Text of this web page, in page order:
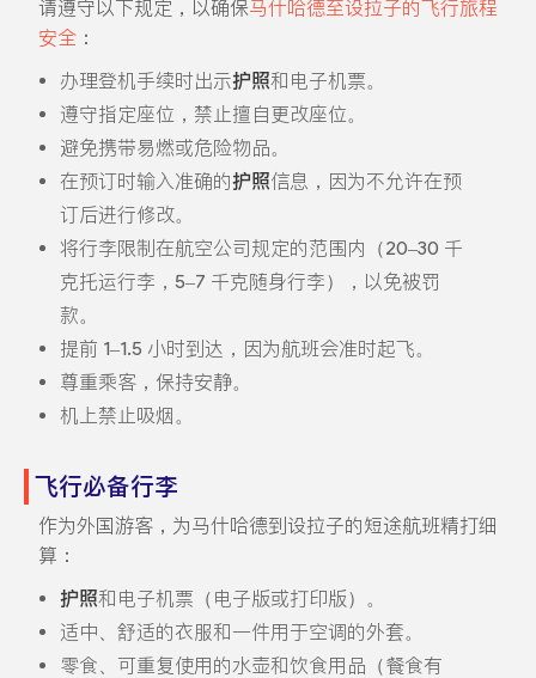
请遵守以下规定，以确保马什哈德至设拉子的飞行旅程
安全：
办理登机手续时出示护照和电子机票。
遵守指定座位，禁止擅自更改座位。
避免携带易燃或危险物品。
在预订时输入准确的护照信息，因为不允许在预
订后进行修改。
将行李限制在航空公司规定的范围内（20–30 千
克托运行李，5–7 千克随身行李），以免被罚
款。
提前 1–1.5 小时到达，因为航班会准时起飞。
尊重乘客，保持安静。
机上禁止吸烟。
飞行必备行李
作为外国游客，为马什哈德到设拉子的短途航班精打细
算：
护照和电子机票（电子版或打印版）。
适中、舒适的衣服和一件用于空调的外套。
零食、可重复使用的水壶和饮食用品（餐食有